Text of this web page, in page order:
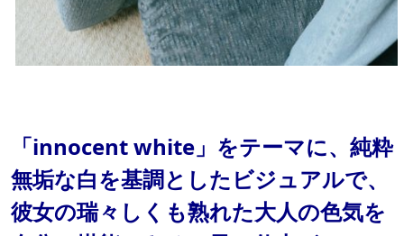
「innocent white」をテーマに、純粋
無垢な白を基調としたビジュアルで、
彼女の瑞々しくも熟れた大人の色気を